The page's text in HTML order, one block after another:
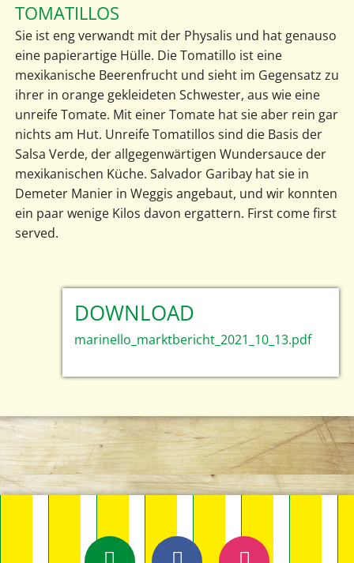
TOMATILLOS
Sie ist eng verwandt mit der Physalis und hat genauso
eine papierartige Hülle. Die Tomatillo ist eine
mexikanische Beerenfrucht und sieht im Gegensatz zu
ihrer in orange gekleideten Schwester, aus wie eine
unreife Tomate. Mit einer Tomate hat sie aber rein gar
nichts am Hut. Unreife Tomatillos sind die Basis der
Salsa Verde, der allgegenwärtigen Wundersauce der
mexikanischen Küche. Salvador Garibay hat sie in
Demeter Manier in Weggis angebaut, und wir konnten
ein paar wenige Kilos davon ergattern. First come first
served.
DOWNLOAD
marinello_marktbericht_2021_10_13.pdf